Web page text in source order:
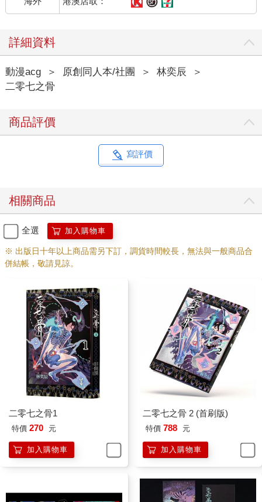
詳細資料
動漫acg ＞ 原創同人本/社團 ＞ 林奕辰
＞
二零七之骨
商品評價
寫評價
相關商品
全選 加入購物車
※ 出版日十年以上商品需另下訂，調貨時間較長，無法與一般商品合
併結帳，敬請見諒。
二零七之骨1
特價 270 元
加入購物車
二零七之骨 2 (首刷版)
特價 788 元
加入購物車